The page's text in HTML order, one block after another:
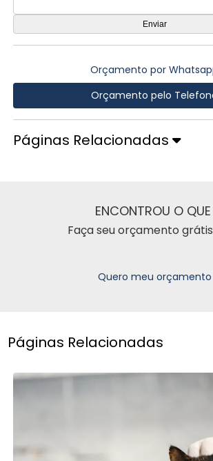
Orçamento por
Orçamento pelo
Páginas Relacionadas
ENCONTROU O
Faça seu orçamento
Quero meu orçamento
Páginas Relacionadas